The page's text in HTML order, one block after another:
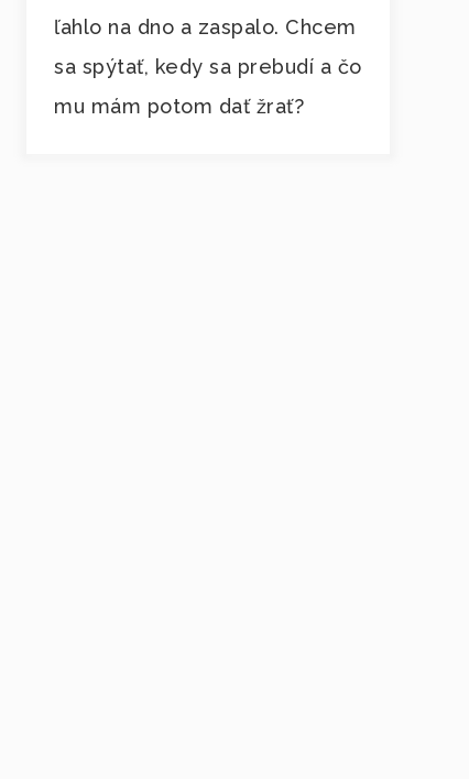
ľahlo na dno a zaspalo. Chcem
sa spýtať, kedy sa prebudí a čo
mu mám potom dať žrať?